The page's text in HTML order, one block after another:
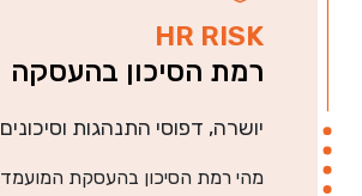
HR RISK
רמת הסיכון בהעסקה
יושרה, דפוסי התנהגות וסיכונים
מהי רמת הסיכון בהעסקת המועמד